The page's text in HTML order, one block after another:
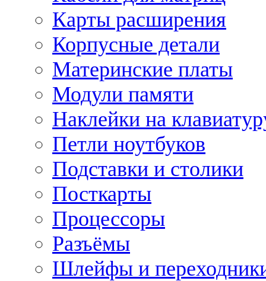
Карты расширения
Корпусные детали
Материнские платы
Модули памяти
Наклейки на
Петли ноутбуков
Подставки и столики
Посткарты
Процессоры
Разъёмы
Шлейфы и